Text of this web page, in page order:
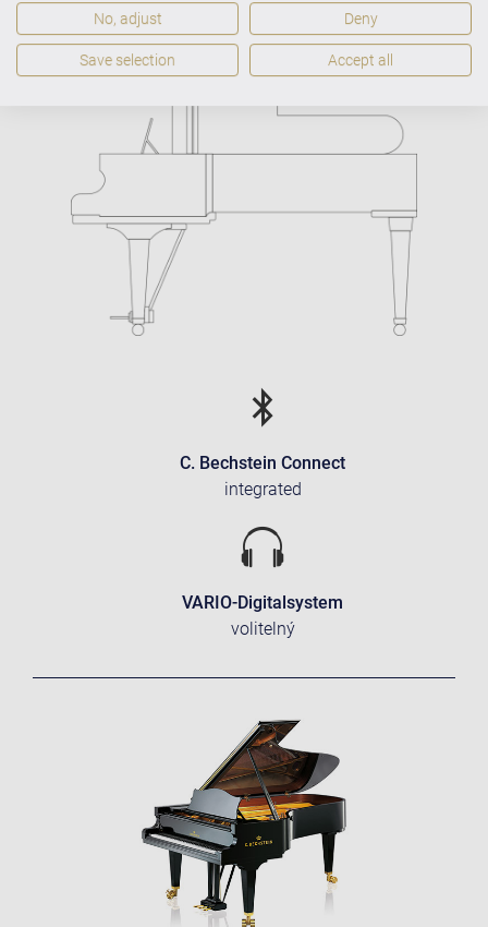
Rozměr H 234 × Š 159
Váha
439 kg
C. Bechstein Connect
integrated
VARIO-Digitalsystem
volitelný
No, adjust Deny
Save selection Accept all